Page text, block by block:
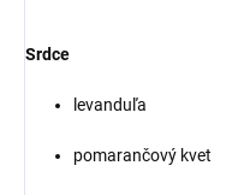
Srdce
levanduľa
pomarančový kvet